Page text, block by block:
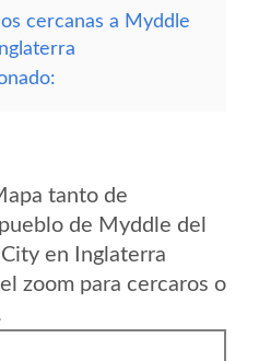
cercanas a Myddle
tanto de
de Myddle del
en Inglaterra
zoom para cercaros o